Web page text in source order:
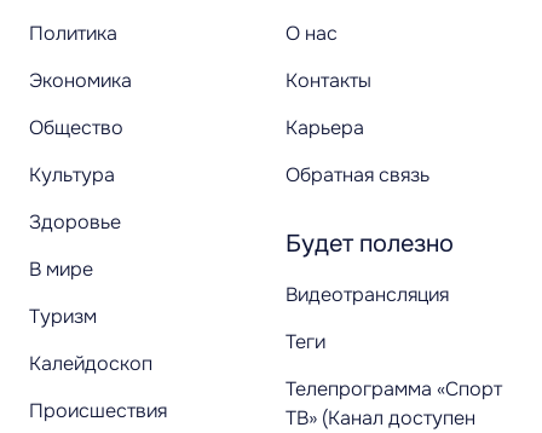
Политика
Экономика
Общество
Культура
Здоровье
В мире
Туризм
Калейдоскоп
Происшествия
О нас
Контакты
Карьера
Обратная связь
Будет полезно
Видеотрансляция
Теги
Телепрограмма «Спорт
ТВ» (Канал доступен